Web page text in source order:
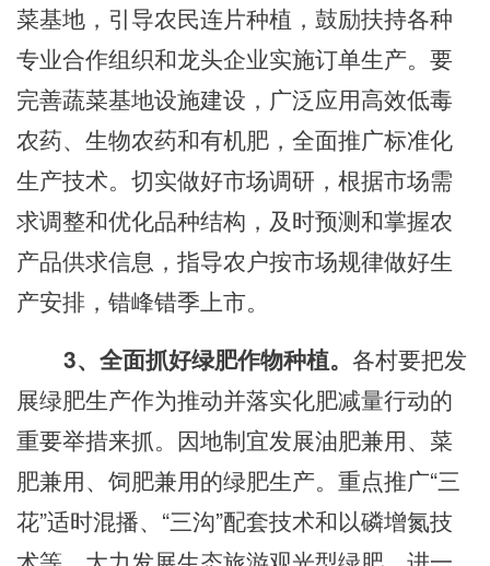
菜基地，引导农民连片种植，鼓励扶持各种
专业合作组织和龙头企业实施订单生产。要
完善蔬菜基地设施建设，广泛应用高效低毒
农药、生物农药和有机肥，全面推广标准化
生产技术。切实做好市场调研，根据市场需
求调整和优化品种结构，及时预测和掌握农
产品供求信息，指导农户按市场规律做好生
产安排，错峰错季上市。
3、全面抓好绿肥作物种植。 各村要把发
展绿肥生产作为推动并落实化肥减量行动的
重要举措来抓。因地制宜发展油肥兼用、菜
肥兼用、饲肥兼用的绿肥生产。重点推广“三
花”适时混播、“三沟”配套技术和以磷增氮技